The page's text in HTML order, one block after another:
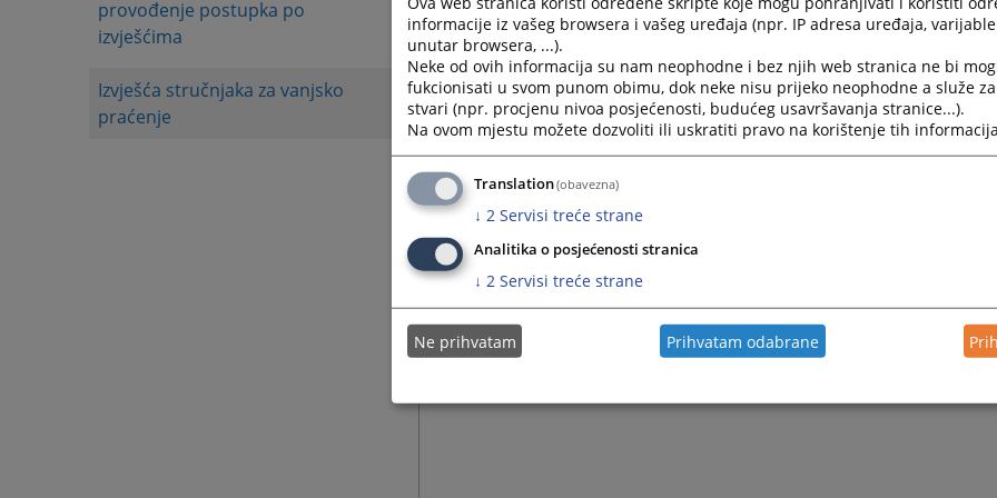
provođenje postupka po
izvješćima
Izvješća stručnjaka za vanjsko
praćenje
05.12.2025.
Osvrt VSTV-a BiH na Treći periodični izvještaj
postupka po izvještajima
05.12.2025. Treći periodični izvještaj stručnjaka za vanjsko
Drugi periodični izvještaj stručnjaka za vanjsko
izvještajima
23.10.2025. Prvi periodični izvještaj stručnjaka za vanjsko praćenje
informacije iz vašeg browsera i vašeg uređaja (npr. IP adresa uređaja,
unutar browsera, ...).
Neke od ovih informacija su nam neophodne i bez njih web stranica ne bi
fukcionisati u svom punom obimu, dok neke nisu prijeko neophodne a služe
stvari (npr. procjenu nivoa posjećenosti, budućeg usavršavanja stranice...).
Na ovom mjestu možete dozvoliti ili uskratiti pravo na korištenje tih
Translation(obavezna)
↓ 2 Servisi treće strane
Analitika o posjećenosti stranica
↓ 2 Servisi treće strane
Ne prihvatam Prihvatam odabrane